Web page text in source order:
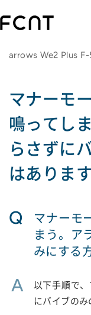
arrows We2 Plus
マナーモ
鳴ってし
らさずに
はありま
Q
マナーモ
まう。ア
みにする
A
以下手順で
にバイブのみ